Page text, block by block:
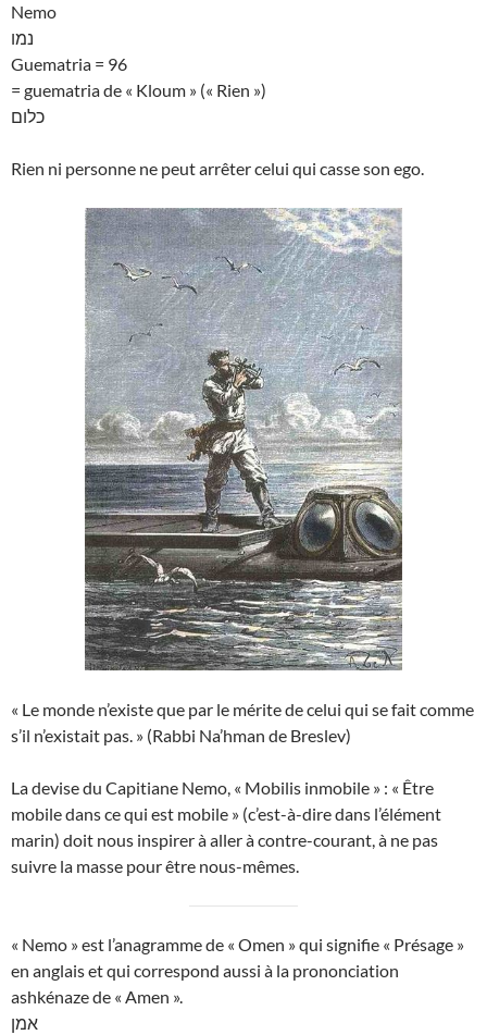
Nemo
נמו
Guematria = 96
= guematria de « Kloum » (« Rien »)
כלום
Rien ni personne ne peut arrêter celui qui casse son ego.
« Le monde n’existe que par le mérite de celui qui se fait comme
s’il n’existait pas. » (Rabbi Na’hman de Breslev)
La devise du Capitiane Nemo, « Mobilis inmobile » : « Être
mobile dans ce qui est mobile » (c’est-à-dire dans l’élément
marin) doit nous inspirer à aller à contre-courant, à ne pas
suivre la masse pour être nous-mêmes.
« Nemo » est l’anagramme de « Omen » qui signifie « Présage »
en anglais et qui correspond aussi à la prononciation
ashkénaze de « Amen ».
אמן